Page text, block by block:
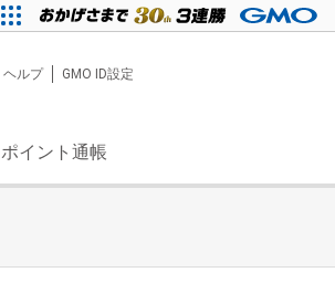
ヘルプ GMO ID設定
ポイント通帳